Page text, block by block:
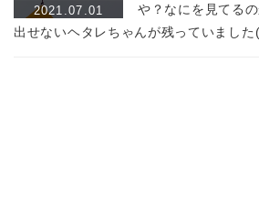
2021.07.01
や？なにを見てる
出せないヘタレちゃんが残っていまし